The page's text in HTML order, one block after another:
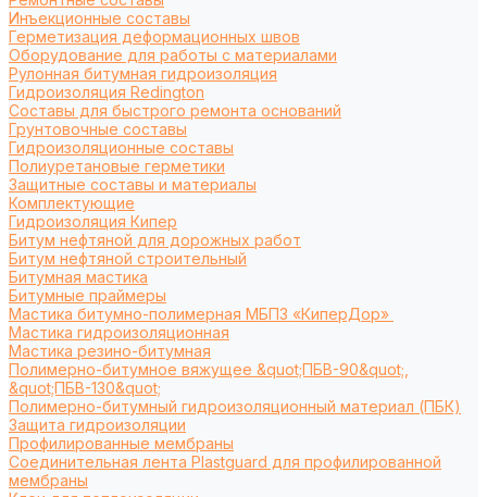
Инъекционные составы
Герметизация деформационных швов
Оборудование для работы с материалами
Рулонная битумная гидроизоляция
Гидроизоляция Redington
Составы для быстрого ремонта оснований
Грунтовочные составы
Гидроизоляционные составы
Полиуретановые герметики
Защитные составы и материалы
Комплектующие
Гидроизоляция Кипер
Битум нефтяной для дорожных работ
Битум нефтяной строительный
Битумная мастика
Битумные праймеры
Мастика битумно-полимерная МБПЗ «КиперДор»
Мастика гидроизоляционная
Мастика резино-битумная
Полимерно-битумное вяжущее &quot;ПБВ-90&quot;,
&quot;ПБВ-130&quot;
Полимерно-битумный гидроизоляционный материал (ПБК)
Защита гидроизоляции
Профилированные мембраны
Соединительная лента Plastguard для профилированной
мембраны